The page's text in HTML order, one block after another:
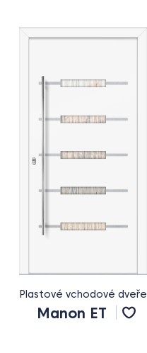
Plastové vchodové dveře
Manon ET